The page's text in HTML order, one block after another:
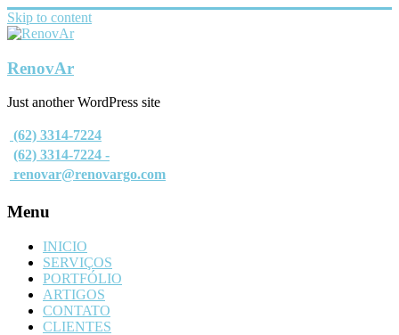
Skip to content
RenovAr
Just another WordPress site
(62) 3314-7224
(62) 3314-7224 -
renovar@renovargo.com
Menu
INICIO
SERVIÇOS
PORTFÓLIO
ARTIGOS
CONTATO
CLIENTES